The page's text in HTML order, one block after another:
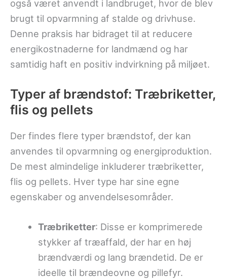
også været anvendt i landbruget, hvor de blev
brugt til opvarmning af stalde og drivhuse.
Denne praksis har bidraget til at reducere
energikostnaderne for landmænd og har
samtidig haft en positiv indvirkning på miljøet.
Typer af brændstof: Træbriketter,
flis og pellets
Der findes flere typer brændstof, der kan
anvendes til opvarmning og energiproduktion.
De mest almindelige inkluderer træbriketter,
flis og pellets. Hver type har sine egne
egenskaber og anvendelsesområder.
Træbriketter: Disse er komprimerede
stykker af træaffald, der har en høj
brændværdi og lang brændetid. De er
ideelle til brændeovne og pillefyr.